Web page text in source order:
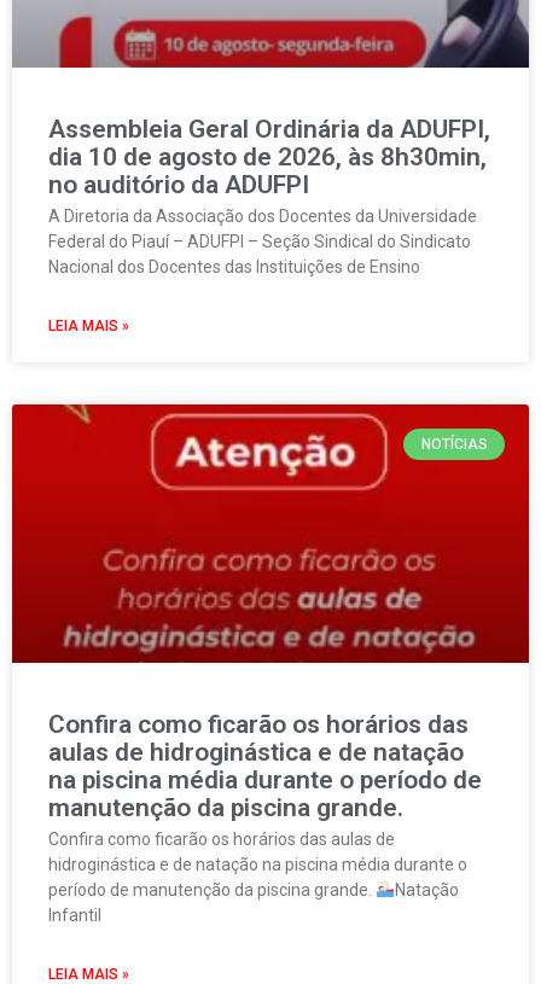
Assembleia Geral Ordinária da ADUFPI,
dia 10 de agosto de 2026, às 8h30min,
no auditório da ADUFPI
A Diretoria da Associação dos Docentes da Universidade
Federal do Piauí – ADUFPI – Seção Sindical do Sindicato
Nacional dos Docentes das Instituições de Ensino
LEIA MAIS »
NOTÍCIAS
Confira como ficarão os horários das
aulas de hidroginástica e de natação
na piscina média durante o período de
manutenção da piscina grande.
Confira como ficarão os horários das aulas de
hidroginástica e de natação na piscina média durante o
período de manutenção da piscina grande.
Natação
Infantil
LEIA MAIS »